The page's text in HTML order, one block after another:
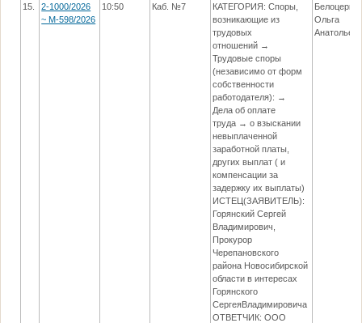
15.
2-1000/2026
~ М-598/2026
10:50 Каб. №7
КАТЕГОРИЯ: Споры,
возникающие из
трудовых
отношений →
Трудовые споры
(независимо от форм
собственности
работодателя): →
Дела об оплате
труда → о взыскании
невыплаченной
заработной платы,
других выплат ( и
компенсации за
задержку их выплаты)
ИСТЕЦ(ЗАЯВИТЕЛЬ):
Горянский Сергей
Владимирович,
Прокурор
Черепановского
района Новосибирской
области в интересах
Горянского
СергеяВладимировича
ОТВЕТЧИК: ООО
Ольга